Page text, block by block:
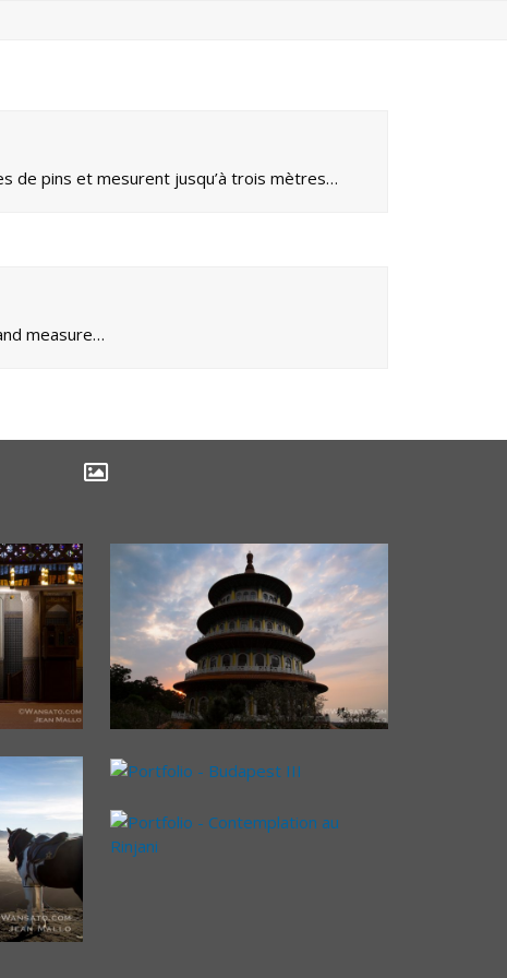
de pins et mesurent jusqu’à trois mètres…
measure…